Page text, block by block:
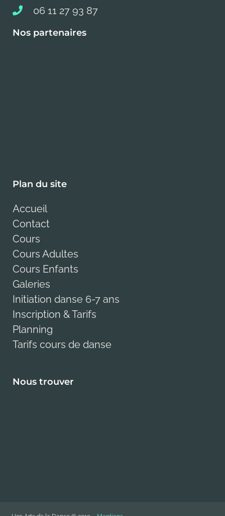
06 11 27 93 87
Nos partenaires
Plan du site
Accueil
Contact
Cours
Cours Adultes
Cours Enfants
Galeries
Initiation danse 6-7 ans
Inscription & Tarifs
Planning
Tarifs cours de danse
Nous trouver